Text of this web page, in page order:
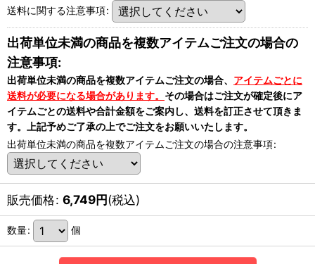
送料に関する注意事項:
出荷単位未満の商品を複数アイテムご注文の場合の
注意事項:
出荷単位未満の商品を複数アイテムご注文の場合、 アイテムごとに
送料が必要になる場合があります。 その場合はご注文が確定後にア
イテムごとの送料や合計金額をご案内し、送料を訂正させて頂きま
す。上記予めご了承の上でご注文をお願いいたします。
出荷単位未満の商品を複数アイテムご注文の場合の注意事項:
販売価格: 6,749円(税込)
数量: 個